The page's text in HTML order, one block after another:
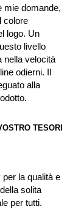
mie domande,
colore
logo. Un
livello
nella velocità
odierni. Il
alla
TESORI
la qualità e
solita
per tutti.